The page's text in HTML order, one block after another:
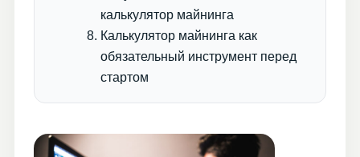
калькулятор майнинга
Калькулятор майнинга как
обязательный инструмент перед
стартом